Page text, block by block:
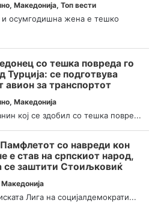
, Македонија, Топ вести
и осумгодишна жена е тешко
со тешка повреда го
Турција: се подготвува
авион за транспортот
, Македонија
кој се здобил со тешка повре...
со навреди кон
е став на српскиот народ,
се заштити Стоиљковиќ
Македонија
Лига на социјалдемократи...